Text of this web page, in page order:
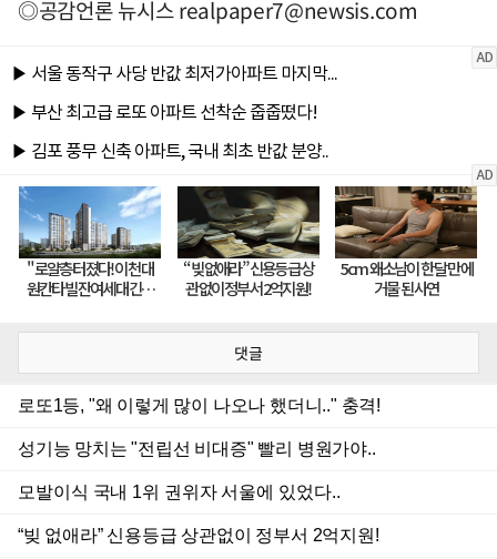
◎공감언론 뉴시스realpaper7@newsis.com
댓글